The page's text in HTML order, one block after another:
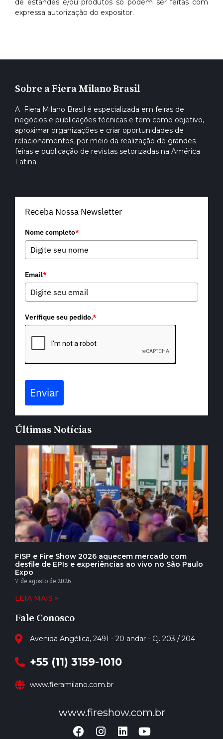
de estandes e/ou produtos só podem ser feitas com
expressa autorização do expositor.
Sobre a Fiera Milano Brasil
A Fiera Milano Brasil é especializada em feiras de
negócios e publicações técnicas e tem como objetivo,
aproximar organizações e criar oportunidades de
relacionamentos, por meio da realização de grandes
feiras e publicação de revistas setorizadas na América
Latina.
Receba Nossa Newsletter
Nome completo*
Email*
Verifique seu pedido.*
Enviar
Últimas Notícias
FISP e Fire Show 2026 aquecem mercado com
desfile de EPIs e experiências ao vivo no São Paulo
Expo
7 de agosto de 2026
LEIA MAIS »
Fale Conosco
Avenida Angélica, 2491 - 20 andar - Cj. 203 / 204
+55 (11) 3159-1010
www.fieramilano.com.br
www.fireshow.com.br